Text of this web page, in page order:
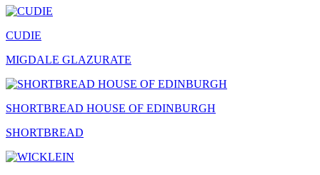
CUDIE
MIGDALE GLAZURATE
SHORTBREAD HOUSE OF EDINBURGH
SHORTBREAD